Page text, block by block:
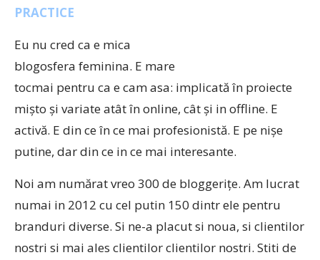
PRACTICE
Eu nu cred ca e mica
blogosfera feminina. E mare
tocmai pentru ca e cam asa: implicată în proiecte
mișto și variate atât în online, cât și in offline. E
activă. E din ce în ce mai profesionistă. E pe nișe
putine, dar din ce in ce mai interesante.
Noi am numărat vreo 300 de bloggerițe. Am lucrat
numai in 2012 cu cel putin 150 dintr ele pentru
branduri diverse. Si ne-a placut si noua, si clientilor
nostri si mai ales clientilor clientilor nostri. Stiti de